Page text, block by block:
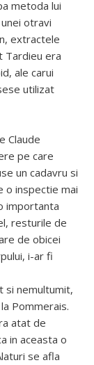
metoda lui
otravi
extractele
Tardieu era
ale carui
utilizat
Claude
pe care
un cadavru si
o inspectie mai
importanta
resturile de
de obicei
i-ar fi
si nemultumit,
Pommerais.
atat de
in aceasta o
se afla